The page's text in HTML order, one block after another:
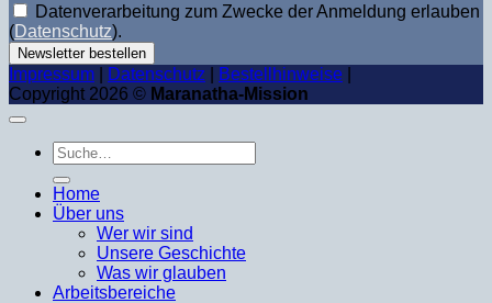
Datenverarbeitung zum Zwecke der Anmeldung erlauben
(Datenschutz).
Newsletter bestellen
Impressum Datenschutz Bestellhinweise
Copyright 2026 © Maranatha-Mission
Suche
nach:
Home
Über uns
Wer wir sind
Unsere Geschichte
Was wir glauben
Arbeitsbereiche